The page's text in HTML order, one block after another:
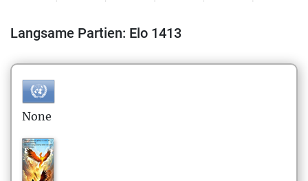
Langsame Partien: Elo 1413
None